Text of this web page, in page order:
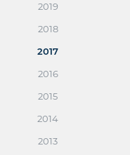
2019
2018
2017
2016
2015
2014
2013